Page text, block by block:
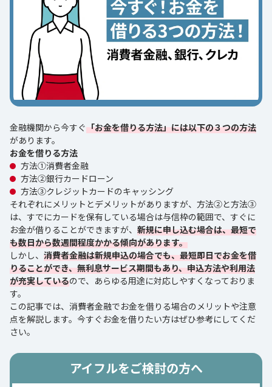
金融機関から今すぐ「お金を借りる方法」には以下の３つの方法
があります。
お金を借りる方法
方法①消費者金融
方法②銀行カードローン
方法③クレジットカードのキャッシング
それぞれにメリットとデメリットがありますが、方法②と方法③
は、すでにカードを保有している場合は与信枠の範囲で、すぐに
お金が借りることができますが、 新規に申し込む場合は、最短で
も数日から数週間程度かかる傾向があります。
しかし、 消費者金融は新規申込の場合でも、最短即日でお金を借
りることができ、無利息サービス期間もあり、申込方法や利用法
が充実しているので、あらゆる用途に対応しやすくなっておりま
す。
この記事では、消費者金融でお金を借りる場合のメリットや注意
点を解説します。今すぐお金を借りたい方はぜひ参考にしてくだ
さい。
アイフルをご検討の方へ